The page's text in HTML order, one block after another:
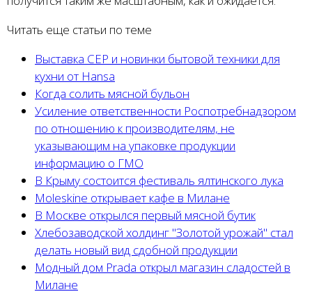
Читать еще статьи по теме
Выставка СEP и новинки бытовой техники для
кухни от Hansa
Когда солить мясной бульон
Усиление ответственности Роспотребнадзором
по отношению к производителям, не
указывающим на упаковке продукции
информацию о ГМО
В Крыму состоится фестиваль ялтинского лука
Moleskine открывает кафе в Милане
В Москве открылся первый мясной бутик
Хлебозаводской холдинг "Золотой урожай" стал
делать новый вид сдобной продукции
Модный дом Prada открыл магазин сладостей в
Милане